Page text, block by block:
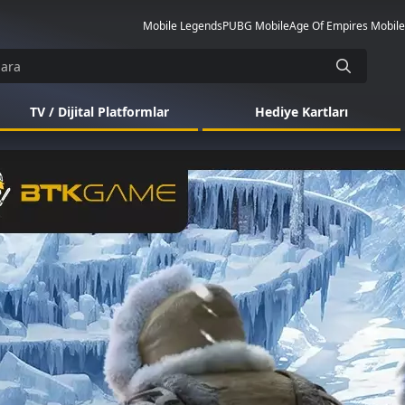
Mobile LegendsPUBG MobileAge Of Empires Mobile
TV / Dijital Platformlar Hediye Kartları